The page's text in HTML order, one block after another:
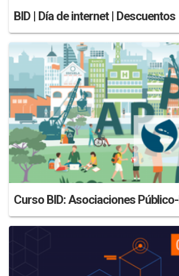
BID | Día de internet | Descuentos
Curso BID: Asociaciones